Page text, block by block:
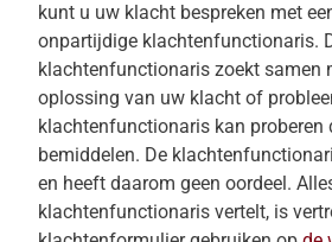
kunt u uw klacht bespreken met
onpartijdige klachtenfunctionaris.
klachtenfunctionaris zoekt samen
oplossing van uw klacht of
klachtenfunctionaris kan proberen
bemiddelen. De
en heeft daarom geen oordeel.
klachtenfunctionaris vertelt, is